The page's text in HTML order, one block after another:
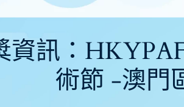
資訊：
術節 -澳門